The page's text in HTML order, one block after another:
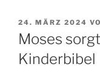
VERÖFFENTLICHT
AM
24. MÄRZ 2024
Moses
Kinderbibel